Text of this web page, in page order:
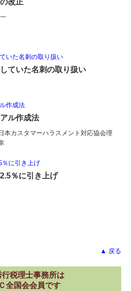
改正
ていた名刺の取り扱い
ル作成法
本カスタマーハラスメント対応協会理
％に引き上げ
▲ 戻る
行税理士事務所は
全国会会員です